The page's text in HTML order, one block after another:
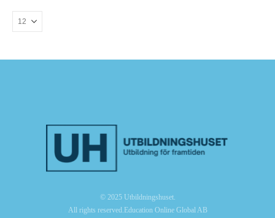
© 2025 Utbildningshuset.
All rights reserved.Education Online Global AB